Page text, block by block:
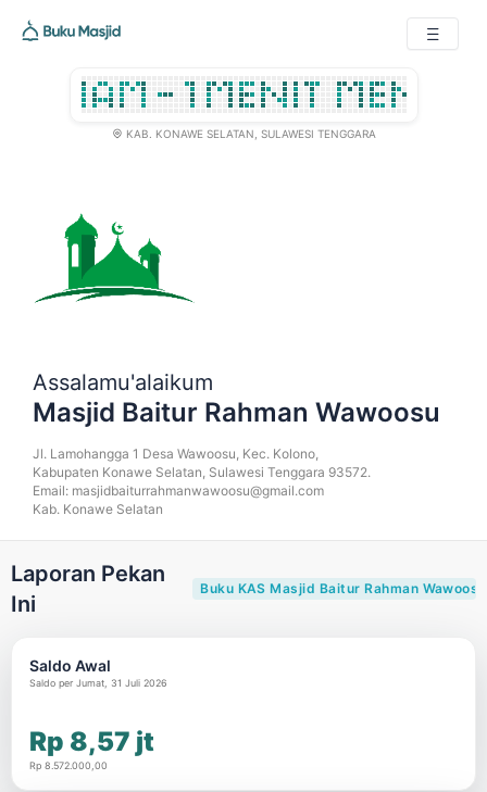
 KAB. KONAWE SELATAN, SULAWESI TENGGARA
Assalamu'alaikum
Masjid Baitur Rahman Wawoosu
Jl. Lamohangga 1 Desa Wawoosu, Kec. Kolono,
Kabupaten Konawe Selatan, Sulawesi Tenggara 93572.
Email: masjidbaiturrahmanwawoosu@gmail.com
Kab. Konawe Selatan
Laporan Pekan
Ini
Buku KAS Masjid Baitur Rahman Wawoosu
Saldo Awal
Saldo per Jumat, 31 Juli 2026
Rp 8,57 jt
Rp 8.572.000,00